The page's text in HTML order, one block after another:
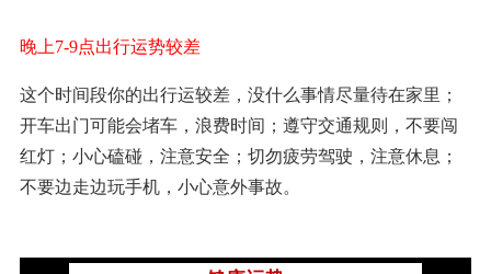
晚上7-9点出行运势较差
这个时间段你的出行运较差，没什么事情尽量待在家里；
开车出门可能会堵车，浪费时间；遵守交通规则，不要闯
红灯；小心磕碰，注意安全；切勿疲劳驾驶，注意休息；
不要边走边玩手机，小心意外事故。